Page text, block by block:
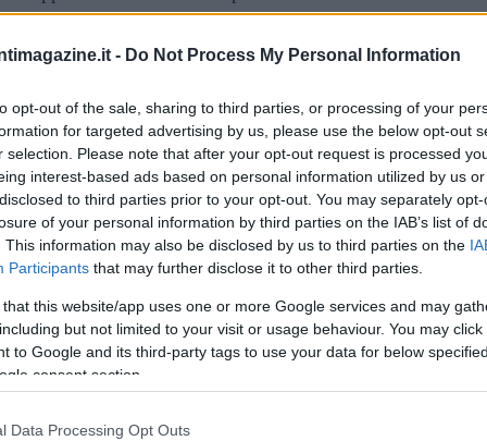
- Do Not Process My Personal Information
opt-out of the sale, sharing to third parties, or processing of your
for targeted advertising by us, please use the below opt-out
selection. Please note that after your opt-out request is processed
interest-based ads based on personal information utilized by us
to third parties prior to your opt-out. You may separately
of your personal information by third parties on the IAB’s list of
This information may also be disclosed by us to third parties on the
Participants that may further disclose it to other third parties.
that this website/app uses one or more Google services and may
but not limited to your visit or usage behaviour. You may
to Google and its third-party tags to use your data for below
consent section.
Data Processing Opt Outs
Ilva ha raggiunto livelli di intensità
della popolazione locale all’industria
desidera più rivivere. Dall’altro, la necessità di
legate all’impianto.La trattativa con Baku
aperte molte domande.
le trattative dopo aver compreso le difficoltà
gli impianti. Nel frattempo, emergono voci
indiano, interessato a entrare nel mercato.
dello Stato e della popolazione.“Non vogliamo